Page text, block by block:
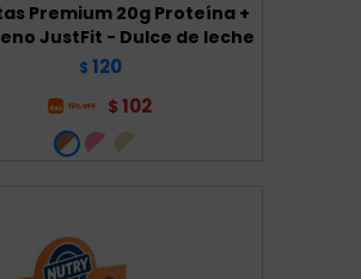
Premium 20g Proteína +
JustFit - Dulce de leche
$ 120
$ 102